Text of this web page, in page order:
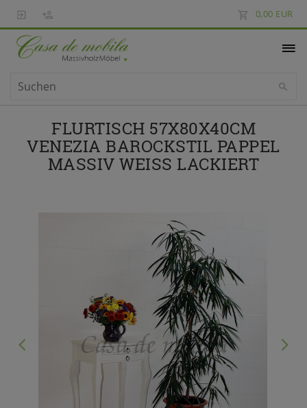
0,00 EUR
FLURTISCH 57X80X40CM
VENEZIA BAROCKSTIL PAPPEL
MASSIV WEISS LACKIERT